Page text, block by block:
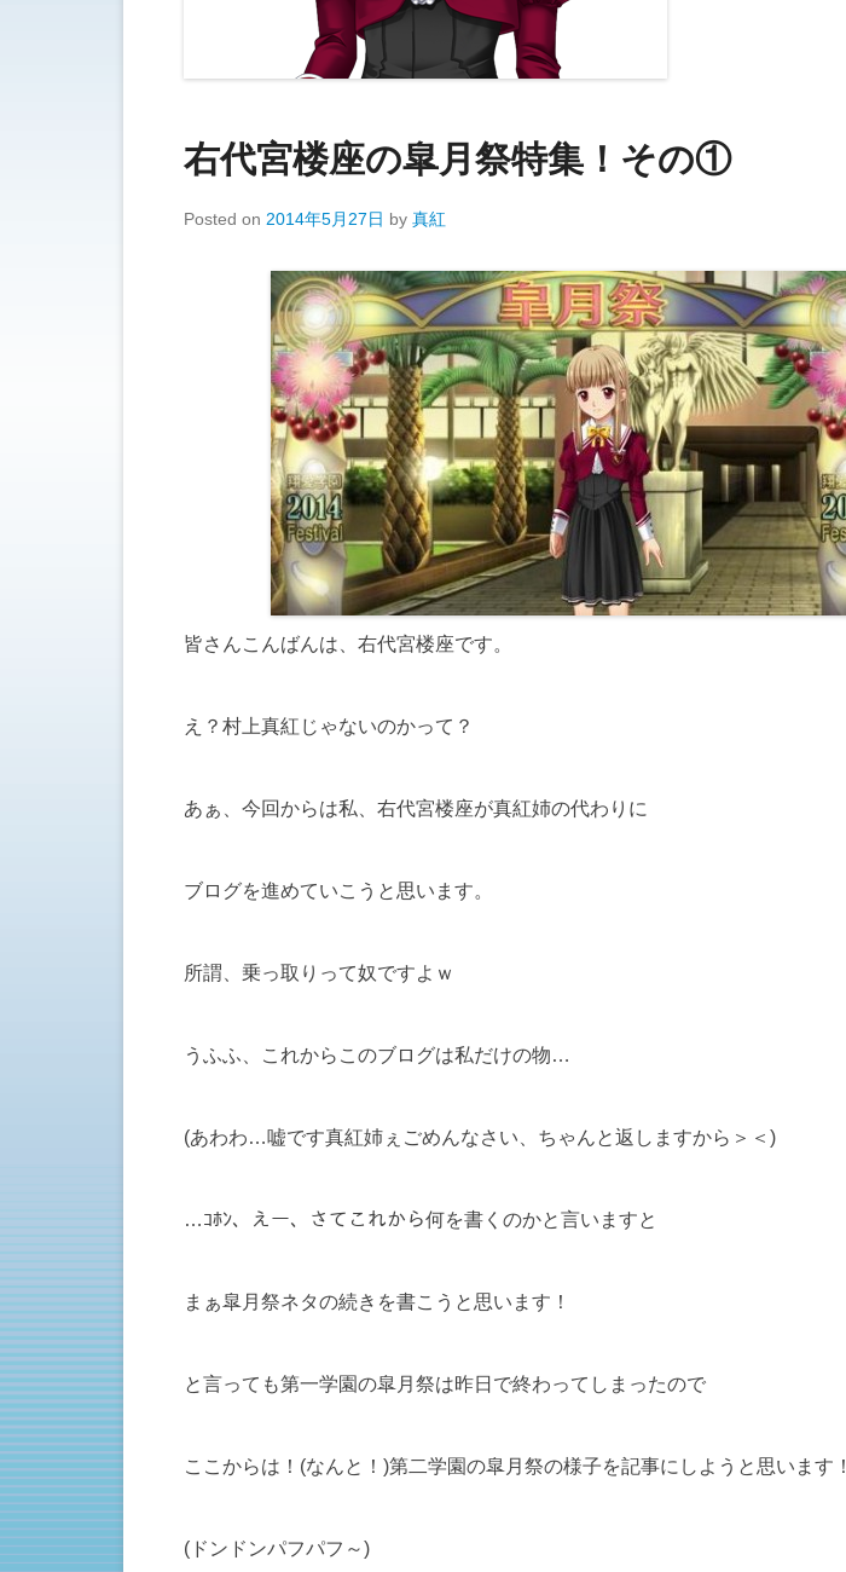
右代宮楼座の皐月祭特集！その①
Posted on 2014年5月27日 by 真紅
皆さんこんばんは、右代宮楼座です。
え？村上真紅じゃないのかって？
あぁ、今回からは私、右代宮楼座が真紅姉の代わりに
ブログを進めていこうと思います。
所謂、乗っ取りって奴ですよｗ
うふふ、これからこのブログは私だけの物…
(あわわ…嘘です真紅姉ぇごめんなさい、ちゃんと返しますから＞＜)
…ｺﾎﾝ、えー、さてこれから何を書くのかと言いますと
まぁ皐月祭ネタの続きを書こうと思います！
と言っても第一学園の皐月祭は昨日で終わってしまったので
ここからは！(なんと！)第二学園の皐月祭の様子を記事にしようと思います！
(ドンドンパフパフ～)